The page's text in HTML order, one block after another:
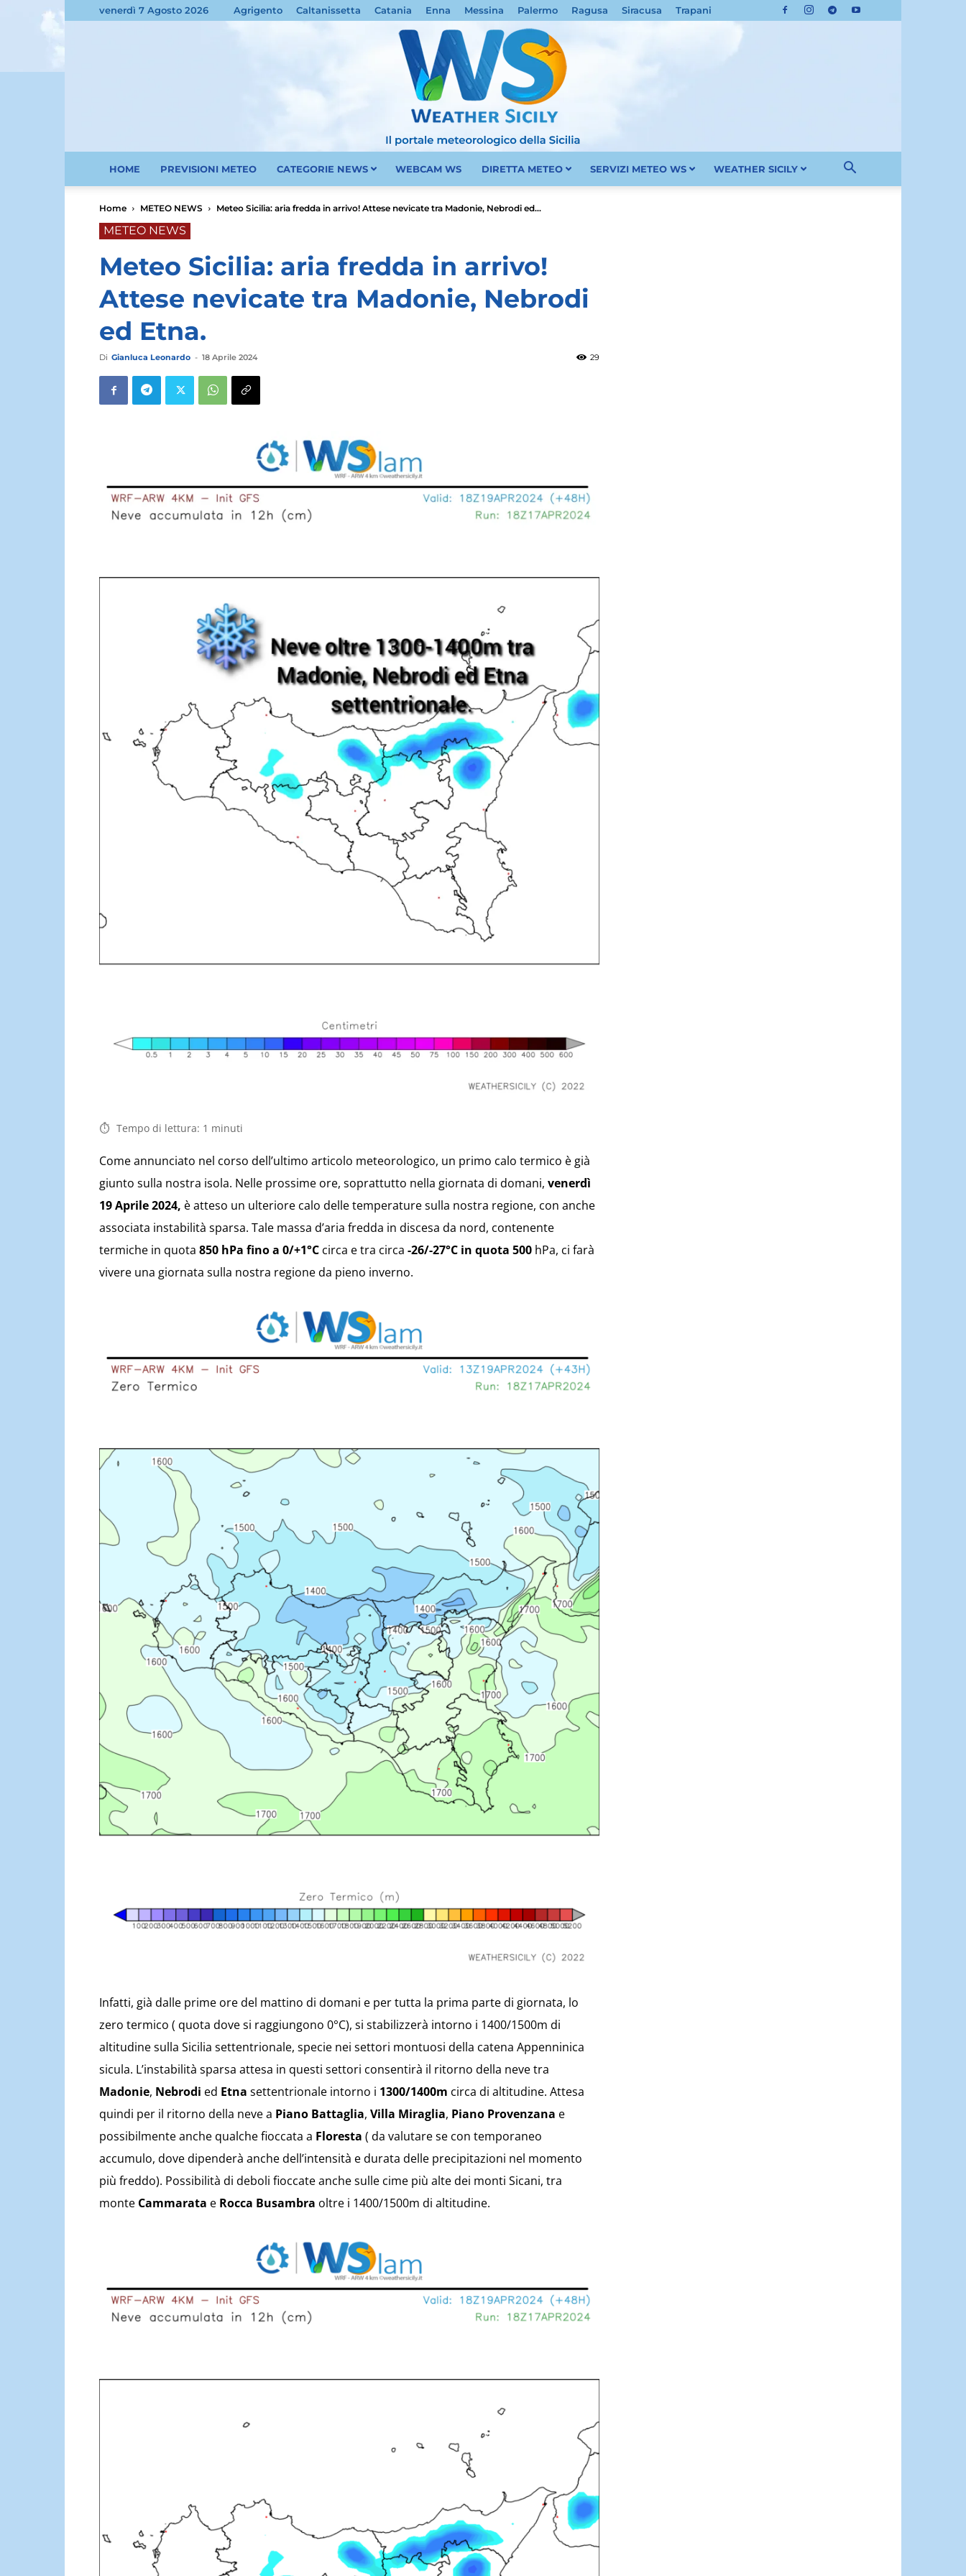
venerdì 7 Agosto 2026 Agrigento Caltanissetta Catania Enna Messina Palermo Ragusa Siracusa Trapani
Sicilia
HOME PREVISIONI METEO CATEGORIE NEWS WEBCAM WS DIRETTA METEO SERVIZI METEO WS WEATHER SICILY
Home METEO NEWS Meteo Sicilia: aria fredda in arrivo! Attese nevicate tra Madonie, Nebrodi ed...
METEO NEWS
Meteo Sicilia: aria fredda in arrivo!
Attese nevicate tra Madonie, Nebrodi
ed Etna.
Di Gianluca Leonardo - 18 Aprile 2024 29
Tempo di lettura: 1 minuti
Come annunciato nel corso dell’ultimo articolo meteorologico, un primo calo termico è già
giunto sulla nostra isola. Nelle prossime ore, soprattutto nella giornata di domani, venerdì
19 Aprile 2024, è atteso un ulteriore calo delle temperature sulla nostra regione, con anche
associata instabilità sparsa. Tale massa d’aria fredda in discesa da nord, contenente
termiche in quota 850 hPa fino a 0/+1°C circa e tra circa -26/-27°C in quota 500 hPa, ci farà
vivere una giornata sulla nostra regione da pieno inverno.
Infatti, già dalle prime ore del mattino di domani e per tutta la prima parte di giornata, lo
zero termico ( quota dove si raggiungono 0°C), si stabilizzerà intorno i 1400/1500m di
altitudine sulla Sicilia settentrionale, specie nei settori montuosi della catena Appenninica
sicula. L’instabilità sparsa attesa in questi settori consentirà il ritorno della neve tra
Madonie, Nebrodi ed Etna settentrionale intorno i 1300/1400m circa di altitudine. Attesa
quindi per il ritorno della neve a Piano Battaglia, Villa Miraglia, Piano Provenzana e
possibilmente anche qualche fioccata a Floresta ( da valutare se con temporaneo
accumulo, dove dipenderà anche dell’intensità e durata delle precipitazioni nel momento
più freddo). Possibilità di deboli fioccate anche sulle cime più alte dei monti Sicani, tra
monte Cammarata e Rocca Busambra oltre i 1400/1500m di altitudine.